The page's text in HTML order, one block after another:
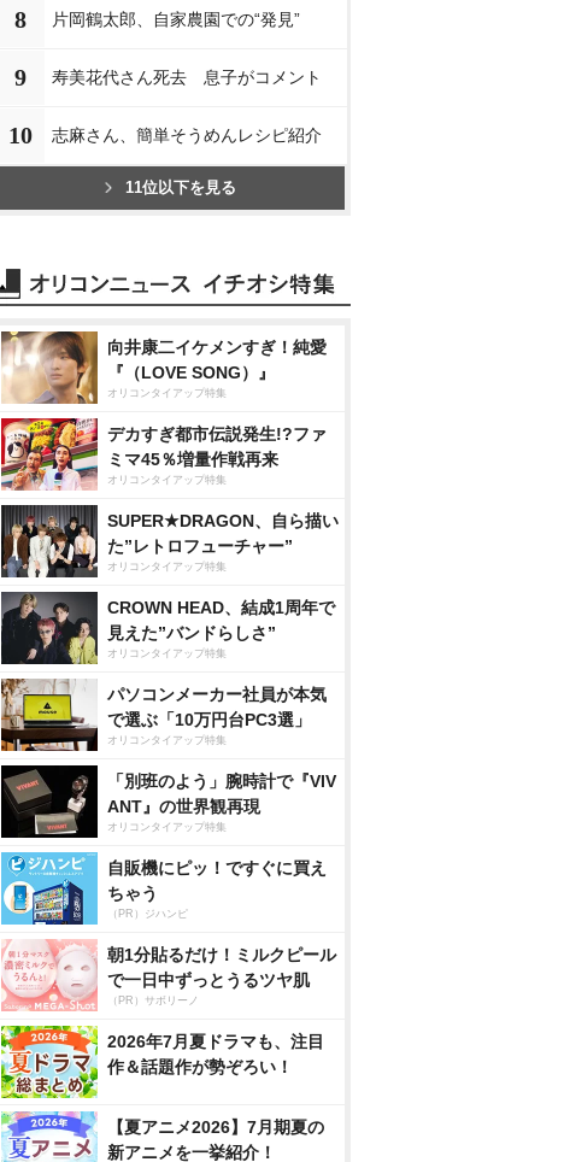
8 片岡鶴太郎、自家農園での“発見”
9 寿美花代さん死去 息子がコメント
10 志麻さん、簡単そうめんレシピ紹介
11位以下を見る
向井康二イケメンすぎ！純愛
『（LOVE SONG）』
オリコンタイアップ特集
デカすぎ都市伝説発生!?ファ
ミマ45％増量作戦再来
オリコンタイアップ特集
SUPER★DRAGON、自ら描い
た”レトロフューチャー”
オリコンタイアップ特集
CROWN HEAD、結成1周年で
見えた”バンドらしさ”
オリコンタイアップ特集
パソコンメーカー社員が本気
で選ぶ「10万円台PC3選」
オリコンタイアップ特集
「別班のよう」腕時計で『VIV
ANT』の世界観再現
オリコンタイアップ特集
自販機にピッ！ですぐに買え
ちゃう
（PR）ジハンピ
朝1分貼るだけ！ミルクピール
で一日中ずっとうるツヤ肌
（PR）サボリーノ
2026年7月夏ドラマも、注目
作＆話題作が勢ぞろい！
【夏アニメ2026】7月期夏の
新アニメを一挙紹介！